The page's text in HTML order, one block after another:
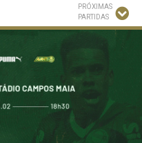
PRÓXIMAS
PARTIDAS